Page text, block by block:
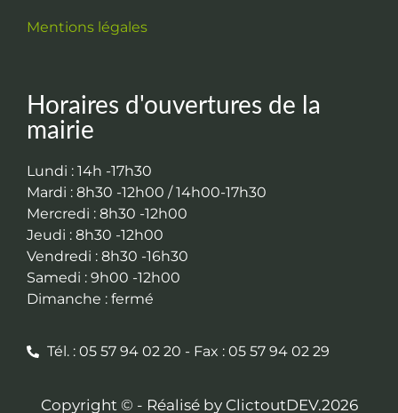
Mentions légales
Horaires d'ouvertures de la
mairie
Lundi : 14h -17h30
Mardi : 8h30 -12h00 / 14h00-17h30
Mercredi : 8h30 -12h00
Jeudi : 8h30 -12h00
Vendredi : 8h30 -16h30
Samedi : 9h00 -12h00
Dimanche : fermé
Tél. : 05 57 94 02 20 - Fax : 05 57 94 02 29
Copyright © - Réalisé by ClictoutDEV.2026